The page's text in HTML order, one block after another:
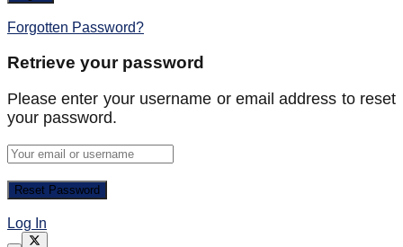
Forgotten Password?
Retrieve your password
Please enter your username or email address to reset
your password.
Log In